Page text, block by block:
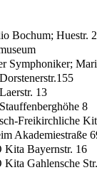
Bochum; Huestr.
Symphoniker;
13
8
Freikirchliche
Akademiestraße
Kita Bayernstr. 16
Kita Gahlensche